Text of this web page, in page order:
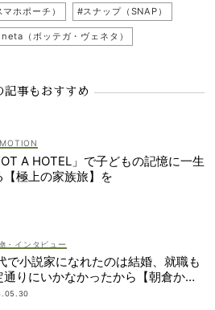
ホポーチ） #スナップ（SNAP）
（ボッテガ・ヴェネタ）
記事もおすすめ
A HOTEL」で子どもの記憶に一生
【極上の家族旅】を
・インタビュー
で小説家になれたのは結婚、就職も
通りにいかなかったから【朝倉かす
ん】